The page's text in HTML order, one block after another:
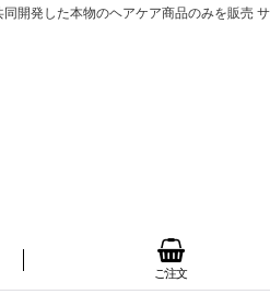
開発した本物のヘアケア商品のみを販売
ご注文